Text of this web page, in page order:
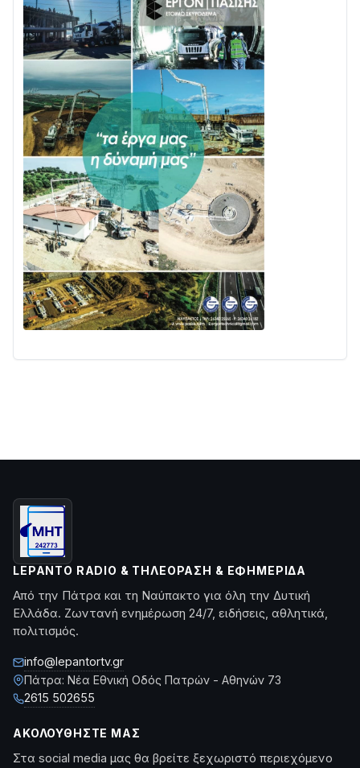
LEPANTO RADIO & ΤΗΛΕΌΡΑΣΗ & ΕΦΗΜΕΡΊΔΑ
Από την Πάτρα και τη Ναύπακτο για όλη την Δυτική
Ελλάδα. Ζωντανή ενημέρωση 24/7, ειδήσεις, αθλητικά,
πολιτισμός.
info@lepantortv.gr
Πάτρα: Νέα Εθνική Οδός Πατρών - Αθηνών 73
2615 502655
ΑΚΟΛΟΥΘΉΣΤΕ ΜΑΣ
Στα social media μας θα βρείτε ξεχωριστό περιεχόμενο